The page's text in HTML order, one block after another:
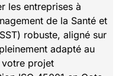
les entreprises à
de la Santé et
robuste, aligné sur
adapté au
projet